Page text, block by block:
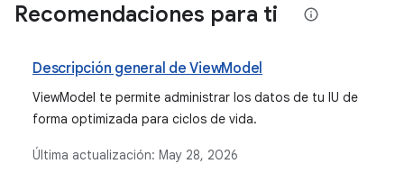
Recomendaciones para ti
Descripción general de ViewModel
ViewModel te permite administrar los datos de tu IU de
forma optimizada para ciclos de vida.
Última actualización: May 28, 2026